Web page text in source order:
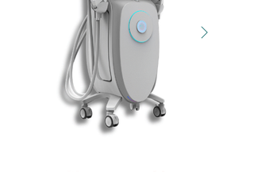
UMS-A